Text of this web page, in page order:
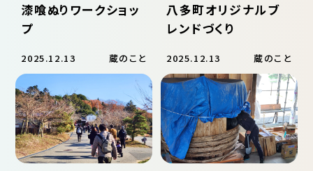
漆喰ぬりワークショッ
プ
八多町オリジナルブ
レンドづくり
2025.12.13 蔵のこと 2025.12.13 蔵のこと